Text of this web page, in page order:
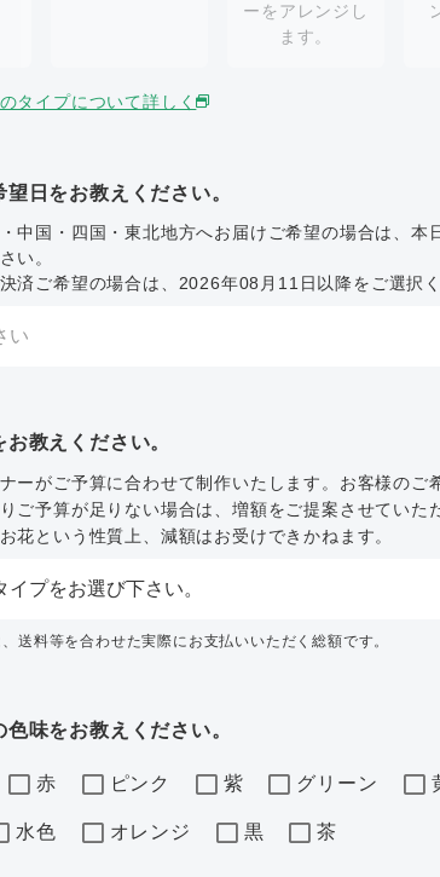
ーをアレンジし
ます。
タイプについて詳しく
望日をお教えください。
中国・四国・東北地方へお届けご希望の場合は、本
い。
済ご希望の場合は、2026年08月11日以降をご選択く
お教えください。
ーがご予算に合わせて制作いたします。お客様のご
ご予算が足りない場合は、増額をご提案させていた
花という性質上、減額はお受けできかねます。
送料等を合わせた実際にお支払いいただく総額です。
色味をお教えください。
赤 ピンク 紫 グリーン
水色 オレンジ 黒 茶